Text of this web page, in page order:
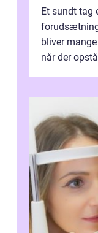
Et sundt tag
bliver
når der